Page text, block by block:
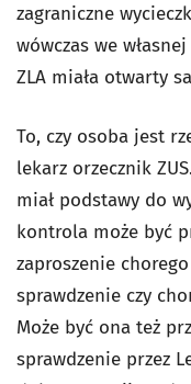
zagraniczne
wówczas we
ZLA miała otwarty
To, czy osoba jest
lekarz orzecznik
miał podstawy do
kontrola może być
zaproszenie
sprawdzenie czy
Może być ona też
sprawdzenie przez